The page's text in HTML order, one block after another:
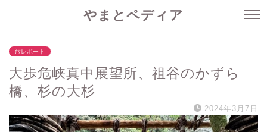
やまとペディア
旅レポート
大歩危峡真中展望所、祖谷のかずら
橋、杉の大杉
2024年3月7日